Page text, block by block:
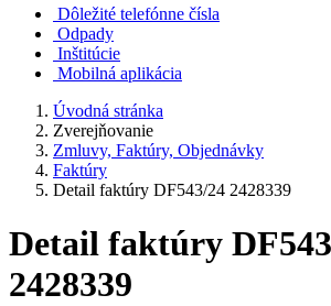
Dôležité telefónne čísla
Odpady
Inštitúcie
Mobilná aplikácia
Úvodná stránka
Zverejňovanie
Zmluvy, Faktúry, Objednávky
Faktúry
Detail faktúry DF543/24 2428339
Detail faktúry
2428339